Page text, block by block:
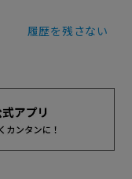
履歴を残さない